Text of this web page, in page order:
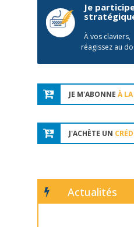
Je
À vos claviers,
réagissez au
JE M'ABONNE À
J'ACHÈTE UN
Actualités